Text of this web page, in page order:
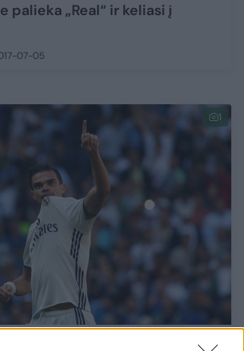
palieka „Real“ ir keliasi į
07-05
1
– „Real“ ekipoje jis nebežais